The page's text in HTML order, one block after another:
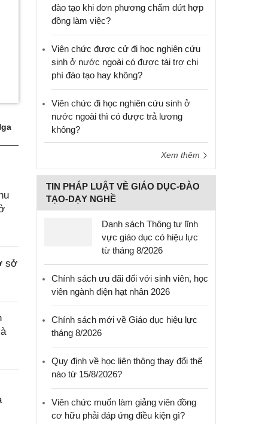
sở
đào tạo khi đơn phương chấm dứt hợp
đồng làm việc?
Viên chức được cử đi học nghiên cứu
sinh ở nước ngoài có được tài trợ chi
phí đào tạo hay không?
Viên chức đi học nghiên cứu sinh ở
nước ngoài thì có được trả lương
không?
Xem thêm
TIN PHÁP LUẬT VỀ GIÁO DỤC-ĐÀO
TẠO-DẠY NGHỀ
Danh sách Thông tư lĩnh
vực giáo dục có hiệu lực
từ tháng 8/2026
Chính sách ưu đãi đối với sinh viên, học
viên ngành điện hạt nhân 2026
Chính sách mới về Giáo dục hiệu lực
tháng 8/2026
Quy định về học liên thông thay đổi thế
nào từ 15/8/2026?
Viên chức muốn làm giảng viên đồng
cơ hữu phải đáp ứng điều kiện gì?